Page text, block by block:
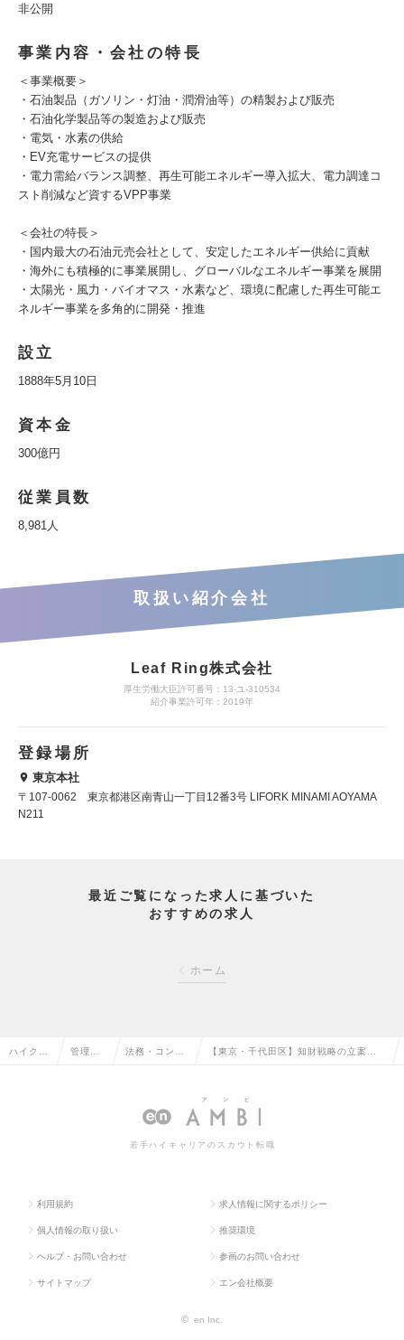
非公開
事業内容・会社の特長
＜事業概要＞
・石油製品（ガソリン・灯油・潤滑油等）の精製および販売
・石油化学製品等の製造および販売
・電気・水素の供給
・EV充電サービスの提供
・電力需給バランス調整、再生可能エネルギー導入拡大、電力調達コ
スト削減など資するVPP事業
＜会社の特長＞
・国内最大の石油元売会社として、安定したエネルギー供給に貢献
・海外にも積極的に事業展開し、グローバルなエネルギー事業を展開
・太陽光・風力・バイオマス・水素など、環境に配慮した再生可能エ
ネルギー事業を多角的に開発・推進
設立
1888年5月10日
資本金
300億円
従業員数
8,981人
取扱い紹介会社
Leaf Ring株式会社
厚生労働大臣許可番号：13-ユ-310534
紹介事業許可年：2019年
登録場所
東京本社
〒107-0062 東京都港区南青山一丁目12番3号 LIFORK MINAMI AOYAMA
N211
最近ご覧になった求人に基づいた
おすすめの求人
ホーム
ハイクラ 管理部 法務・コンプ
転職
【東京・千代田区】知財戦略の立案・
の求人情報
若手ハイキャリアのスカウト転職
利用規約 求人情報に関するポリシー
個人情報の取り扱い 推奨環境
ヘルプ・お問い合わせ 参画のお問い合わせ
サイトマップ エン会社概要
© en Inc.